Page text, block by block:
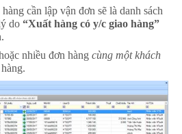
cần lập vận đơn sẽ là danh sách
do “Xuất hàng có y/c giao hàng”
nhiều đơn hàng cùng một khách